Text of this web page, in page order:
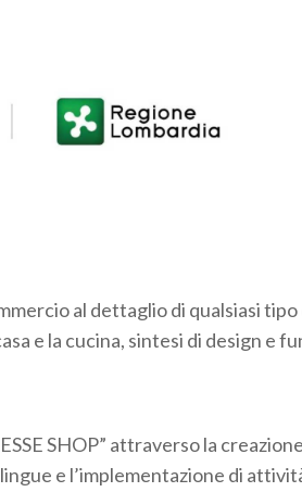
al dettaglio di qualsiasi
e la cucina, sintesi di design e
SHOP” attraverso la
e l’implementazione di